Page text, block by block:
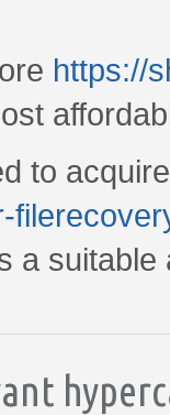
https://
to
a suitable